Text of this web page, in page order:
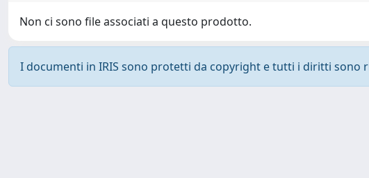
Non ci sono file associati a questo prodotto.
I documenti in IRIS sono protetti da copyright e tutti i diritti sono